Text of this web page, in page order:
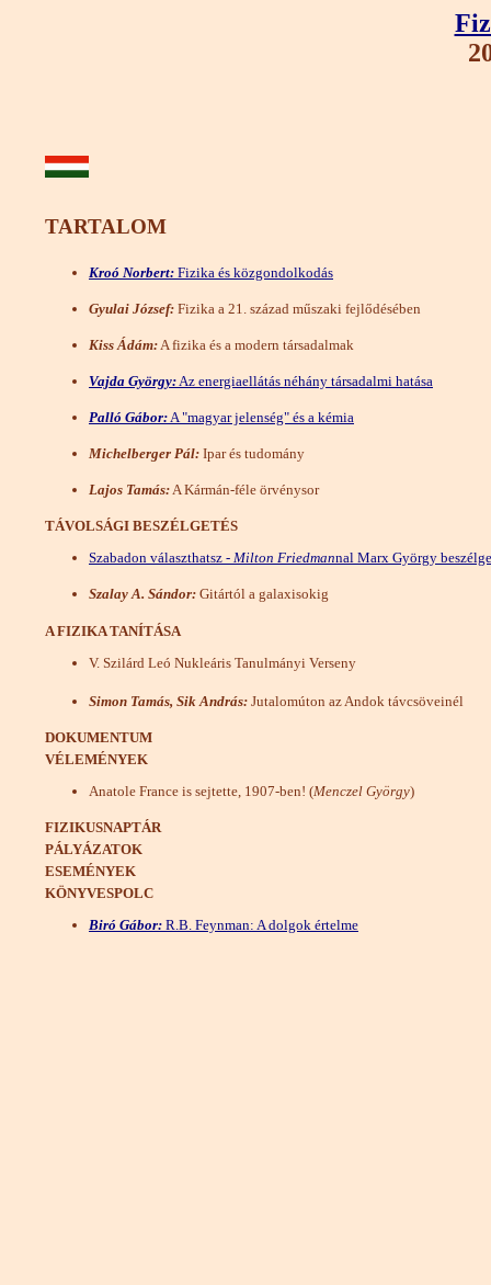
TARTALOM
Kroó Norbert: Fizika és közgondolkodás
Gyulai József: Fizika a 21. század műszaki fejlődésében
Kiss Ádám: A fizika és a modern társadalmak
Vajda György: Az energiaellátás néhány társadalmi hatása
Palló Gábor: A "magyar jelenség" és a kémia
Michelberger Pál: Ipar és tudomány
Lajos Tamás: A Kármán-féle örvénysor
TÁVOLSÁGI BESZÉLGETÉS
Szabadon választhatsz - Milton Friedmannal Marx György
Szalay A. Sándor: Gitártól a galaxisokig
A FIZIKA TANÍTÁSA
V. Szilárd Leó Nukleáris Tanulmányi Verseny
Simon Tamás, Sik András: Jutalomúton az Andok távcsöveinél
DOKUMENTUM
VÉLEMÉNYEK
Anatole France is sejtette, 1907-ben! (Menczel György)
FIZIKUSNAPTÁR
PÁLYÁZATOK
ESEMÉNYEK
KÖNYVESPOLC
Biró Gábor: R.B. Feynman: A dolgok értelme